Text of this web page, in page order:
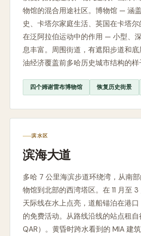
物馆的混合用途社区。博物馆 — 涵盖
史、卡塔尔家庭生活、英国在卡塔尔
在泛阿拉伯运动中的作用 — 小型、深
息丰富。周围街道，有遮阳步道和底
油经济覆盖前多哈历史城市结构的样
四个姆谢雷布博物馆 恢复历史街景
滨水区
滨海大道
多哈 7 公里海滨步道环绕湾，从南部
物馆到北部的西湾塔区。在 11 月至 3
天际线在水上点亮，道船锚泊在港口
的免费活动。从路线沿线的站点租自
QAR）。黄昏时跨水看到的 MIA 建筑